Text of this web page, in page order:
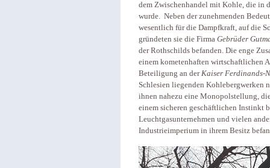
dem Zwischenhandel mit Kohle, die in
wurde. Neben der zunehmenden
wesentlich für die Dampfkraft, auf die
gründeten sie die Firma Gebrüder
der Rothschilds befanden. Die enge
einem kometenhaften wirtschaftlichen
Beteiligung an derKaiser Ferdinands-
Schlesien liegenden Kohlebergwerken
ihnen nahezu eine Monopolstellung,
einem sicheren geschäftlichen Instinkt
Leuchtgasunternehmen und vielen
Industrieimperium in ihrem Besitz